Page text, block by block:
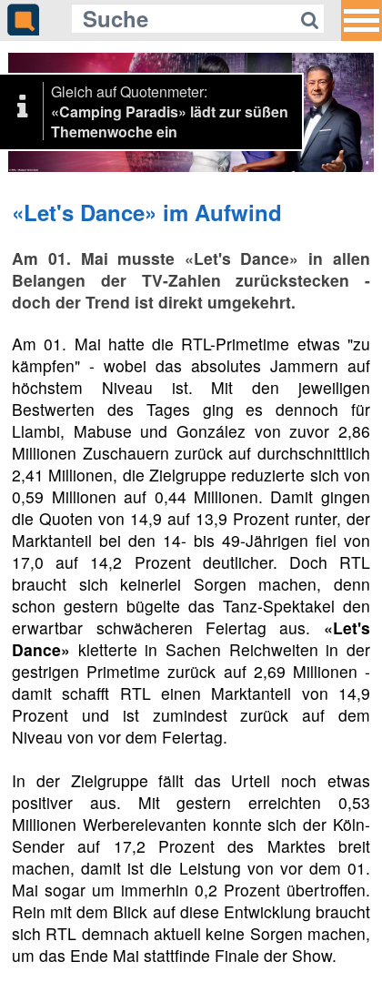
Gleich auf Quotenmeter:
«Camping Paradis» lädt zur süßen
Themenwoche ein
«Let's Dance» im Aufwind
Am 01. Mai musste «Let's Dance» in allen
Belangen der TV-Zahlen zurückstecken -
doch der Trend ist direkt umgekehrt.
Am 01. Mai hatte die RTL-Primetime etwas "zu
kämpfen" - wobei das absolutes Jammern auf
höchstem Niveau ist. Mit den jeweiligen
Bestwerten des Tages ging es dennoch für
Llambi, Mabuse und González von zuvor 2,86
Millionen Zuschauern zurück auf durchschnittlich
2,41 Millionen, die Zielgruppe reduzierte sich von
0,59 Millionen auf 0,44 Millionen. Damit gingen
die Quoten von 14,9 auf 13,9 Prozent runter, der
Marktanteil bei den 14- bis 49-Jährigen fiel von
17,0 auf 14,2 Prozent deutlicher. Doch RTL
braucht sich keinerlei Sorgen machen, denn
schon gestern bügelte das Tanz-Spektakel den
erwartbar schwächeren Feiertag aus. «Let's
Dance» kletterte in Sachen Reichweiten in der
gestrigen Primetime zurück auf 2,69 Millionen -
damit schafft RTL einen Marktanteil von 14,9
Prozent und ist zumindest zurück auf dem
Niveau von vor dem Feiertag.
In der Zielgruppe fällt das Urteil noch etwas
positiver aus. Mit gestern erreichten 0,53
Millionen Werberelevanten konnte sich der Köln-
Sender auf 17,2 Prozent des Marktes breit
machen, damit ist die Leistung von vor dem 01.
Mai sogar um immerhin 0,2 Prozent übertroffen.
Rein mit dem Blick auf diese Entwicklung braucht
sich RTL demnach aktuell keine Sorgen machen,
um das Ende Mai stattfinde Finale der Show.